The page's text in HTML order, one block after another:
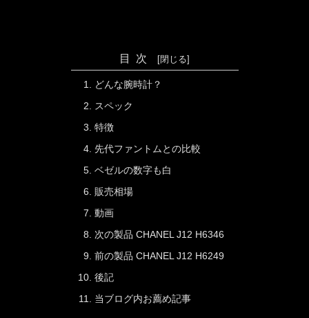
目次
どんな腕時計？
スペック
特徴
先代ファントムとの比較
ベゼルの数字も白
販売相場
動画
次の製品 CHANEL J12 H6346
前の製品 CHANEL J12 H6249
後記
当ブログ内お薦め記事